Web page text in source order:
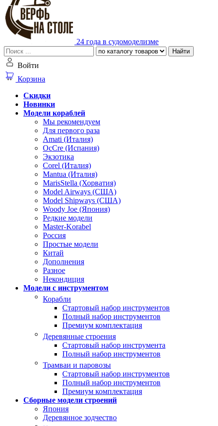
24 года в судомоделизме
Найти
Войти
Корзина
Скидки
Новинки
Модели кораблей
Мы рекомендуем
Для первого раза
Amati (Италия)
OcCre (Испания)
Экзотика
Corel (Италия)
Mantua (Италия)
MarisStella (Хорватия)
Model Airways (США)
Model Shipways (США)
Woody Joe (Япония)
Редкие модели
Master-Korabel
Россия
Простые модели
Китай
Дополнения
Разное
Некондиция
Модели с инструментом
Корабли
Стартовый набор инструментов
Полный набор инструментов
Премиум комплектация
Деревянные строения
Стартовый набор инструмента
Полный набор инструментов
Трамваи и паровозы
Стартовый набор инструментов
Полный набор инструментов
Премиум комплектация
Сборные модели строений
Япония
Деревянное зодчество